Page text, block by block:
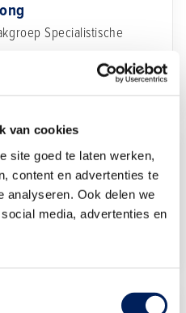
van cookies
site goed te laten werken,
content en advertenties te
analyseren. Ook delen we
media, advertenties en
Specialistische
Specialistische